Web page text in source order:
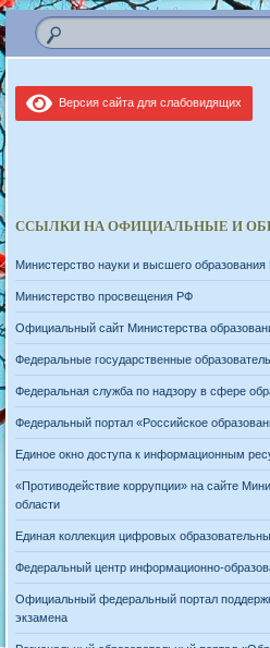
Версия сайта для слабовидящих
ССЫЛКИ НА ОФИЦИАЛЬНЫЕ И
Министерство науки и высшего
Министерство просвещения РФ
Официальный сайт Министерства
Федеральные государственные
Федеральная служба по надзору в сфере
Федеральный портал «Российское
Единое окно доступа к информационным
«Противодействие коррупции» на сайте
области
Единая коллекция цифровых
Федеральный центр информационно-
Официальный федеральный портал
экзамена